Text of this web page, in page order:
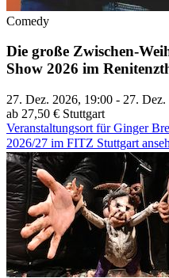
Comedy
Die große Zwischen-
Show 2026 im
27. Dez. 2026, 19:00 - 27.
ab 27,50 € Stuttgart
Veranstaltungsort für Ginger
2026/27 im FITZ Stuttgart